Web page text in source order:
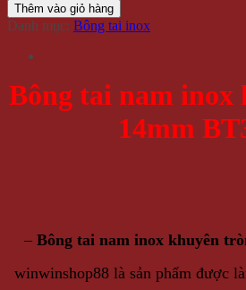
Thêm vào giỏ hàng
Danh mục: Bông tai inox
Bông tai nam inox
14mm
– Bông tai nam inox khuyên
winwinshop88 là sản phẩm được